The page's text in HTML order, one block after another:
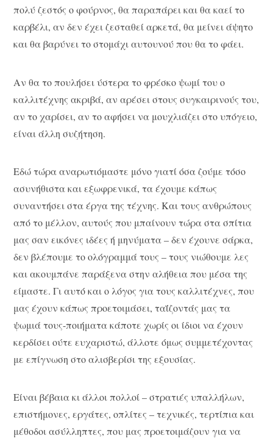
πολύ ζεστός ο φούρνος, θα παραπάρει και θα καεί το
καρβέλι, αν δεν έχει ζεσταθεί αρκετά, θα μείνει άψητο
και θα βαρύνει το στομάχι αυτουνού που θα το φάει.
Αν θα το πουλήσει ύστερα το φρέσκο ψωμί του ο
καλλιτέχνης ακριβά, αν αρέσει στους συγκαιρινούς του,
αν το χαρίσει, αν το αφήσει να μουχλιάζει στο υπόγειο,
είναι άλλη συζήτηση.
Εδώ τώρα αναρωτιόμαστε μόνο γιατί όσα ζούμε τόσο
ασυνήθιστα και εξωφρενικά, τα έχουμε κάπως
συναντήσει στα έργα της τέχνης. Και τους ανθρώπους
από το μέλλον, αυτούς που μπαίνουν τώρα στα σπίτια
μας σαν εικόνες ιδέες ή μηνύματα – δεν έχουνε σάρκα,
δεν βλέπουμε το ολόγραμμά τους – τους νιώθουμε λες
και ακουμπάνε παράξενα στην αλήθεια που μέσα της
είμαστε. Γι αυτό και ο λόγος για τους καλλιτέχνες, που
μας έχουν κάπως προετοιμάσει, ταΐζοντάς μας τα
ψωμιά τους-ποιήματα κάποτε χωρίς οι ίδιοι να έχουν
κερδίσει ούτε ευχαριστώ, άλλοτε όμως συμμετέχοντας
με επίγνωση στο αλισβερίσι της εξουσίας.
Είναι βέβαια κι άλλοι πολλοί – στρατιές υπαλλήλων,
επιστήμονες, εργάτες, οπλίτες – τεχνικές, τερτίπια και
μέθοδοι ασύλληπτες, που μας προετοιμάζουν για να